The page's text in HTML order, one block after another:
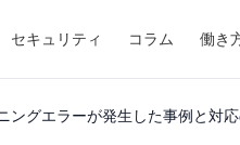
セキュリティ コラム 働き
グエラーが発生した事例と対